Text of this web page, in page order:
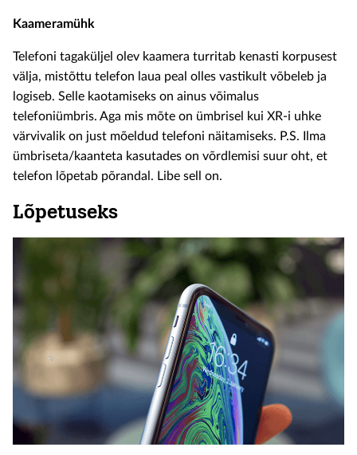
Kaameramühk
Telefoni tagaküljel olev kaamera turritab kenasti korpusest
välja, mistõttu telefon laua peal olles vastikult võbeleb ja
logiseb. Selle kaotamiseks on ainus võimalus
telefoniümbris. Aga mis mõte on ümbrisel kui XR-i uhke
värvivalik on just mõeldud telefoni näitamiseks. P.S. Ilma
ümbriseta/kaanteta kasutades on võrdlemisi suur oht, et
telefon lõpetab põrandal. Libe sell on.
Lõpetuseks